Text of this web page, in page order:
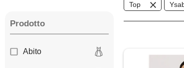
Prodotto
Abito
Top